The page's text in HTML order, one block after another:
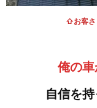
⇧お客さ
俺の車
自信を